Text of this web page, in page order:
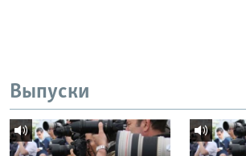
Выпуски